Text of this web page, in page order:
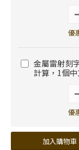
優
金屬雷射刻
計算，1個
優
加入購物車